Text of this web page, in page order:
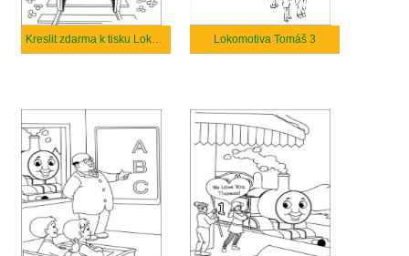
Lokomotiva Tomáš 3